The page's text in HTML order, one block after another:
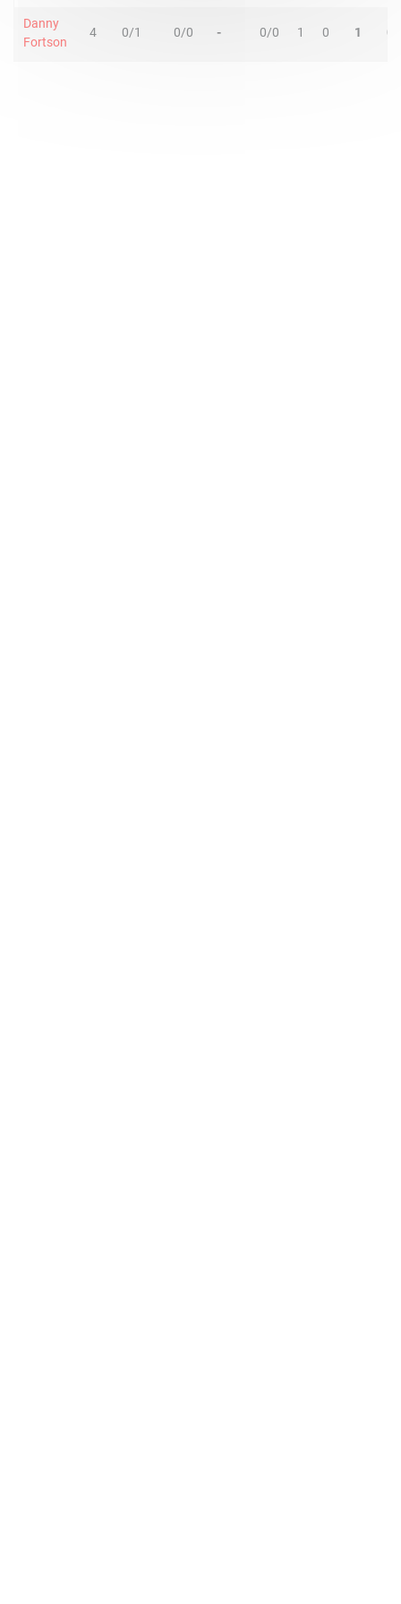
Danny
Fortson
4 0/1 0/0 - 0/0 1 0 1 0